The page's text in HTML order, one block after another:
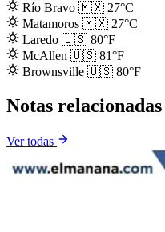
Río Bravo 🇲🇽 27°C
Matamoros 🇲🇽 27°C
Laredo 🇺🇸 80°F
McAllen 🇺🇸 81°F
Brownsville 🇺🇸 80°F
Notas relacionadas
Ver todas